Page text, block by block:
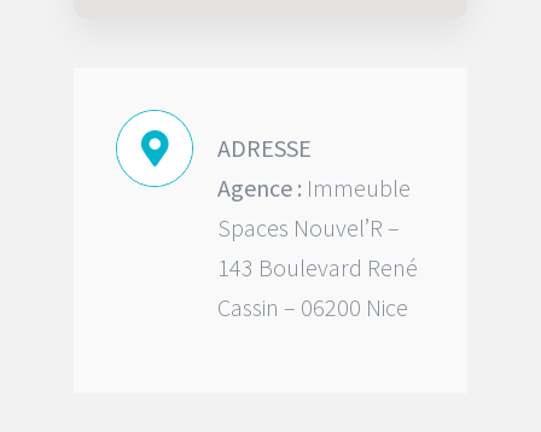
ADRESSE
Agence : Immeuble
Spaces Nouvel’R –
143 Boulevard René
Cassin – 06200 Nice